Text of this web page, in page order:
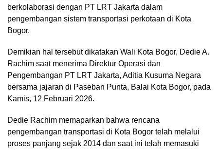
berkolaborasi dengan PT LRT Jakarta dalam
pengembangan sistem transportasi perkotaan di Kota
Bogor.
Demikian hal tersebut dikatakan Wali Kota Bogor, Dedie A.
Rachim saat menerima Direktur Operasi dan
Pengembangan PT LRT Jakarta, Aditia Kusuma Negara
bersama jajaran di Paseban Punta, Balai Kota Bogor, pada
Kamis, 12 Februari 2026.
Dedie Rachim memaparkan bahwa rencana
pengembangan transportasi di Kota Bogor telah melalui
proses panjang sejak 2014 dan saat ini telah memasuki